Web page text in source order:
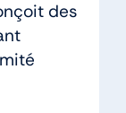
des